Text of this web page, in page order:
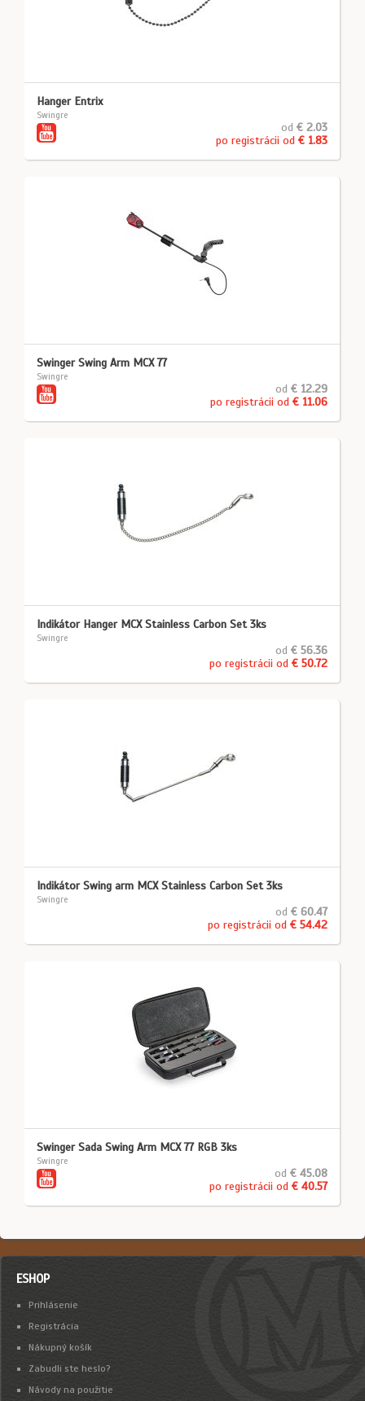
Hanger Entrix
Swingre
od € 2.03
po registrácii od € 1.83
Swinger Swing Arm MCX 77
Swingre
od € 12.29
po registrácii od € 11.06
Indikátor Hanger MCX Stainless Carbon Set 3ks
Swingre
od € 56.36
po registrácii od € 50.72
Indikátor Swing arm MCX Stainless Carbon Set 3ks
Swingre
od € 60.47
po registrácii od € 54.42
Swinger Sada Swing Arm MCX 77 RGB 3ks
Swingre
od € 45.08
po registrácii od € 40.57
ESHOP
Prihlásenie
Registrácia
Nákupný košík
Zabudli ste heslo?
Návody na použitie